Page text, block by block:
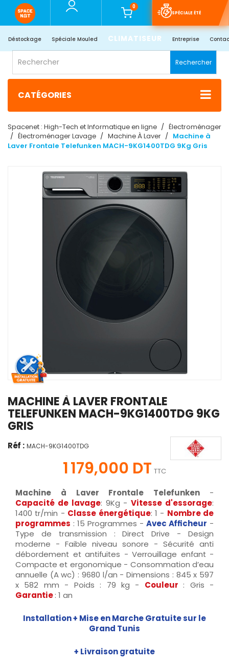
0
SPÉCIALE ÉTÉ
Déstockage Spéciale Mouled CLIMATISEUR Entreprise
Rechercher
CATÉGORIES
Spacenet : High-Tech et Informatique en ligne
Électroménager
Électroménager Lavage
Machine À Laver
Machine à
Laver Frontale Telefunken MACH-9KG1400TDG 9Kg Gris
MACHINE À LAVER FRONTALE
TELEFUNKEN MACH-9KG1400TDG 9KG
GRIS
Réf : MACH-9KG1400TDG
1 179,000 DT TTC
Machine à Laver Frontale Telefunken -
Capacité de lavage: 9Kg -Vitesse d'essorage:
1400 tr/min - Classe énergétique: 1 - Nombre de
programmes : 15 Programmes - Avec Afficheur -
Type de transmission : Direct Drive - Design
moderne - Faible niveau sonore - Sécurité anti
débordement et antifuites - Verrouillage enfant -
Compacte et ergonomique - Consommation d’eau
annuelle (A wc) : 9680 l/an - Dimensions : 845 x 597
x 582 mm - Poids : 79 kg - Couleur : Gris -
Garantie: 1 an
Installation + Mise en Marche Gratuite sur le
Grand Tunis
+ Livraison gratuite